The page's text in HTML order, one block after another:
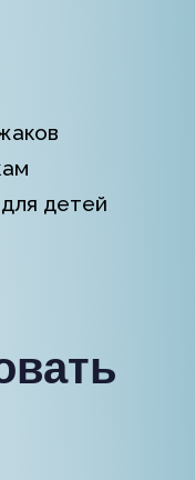
детей